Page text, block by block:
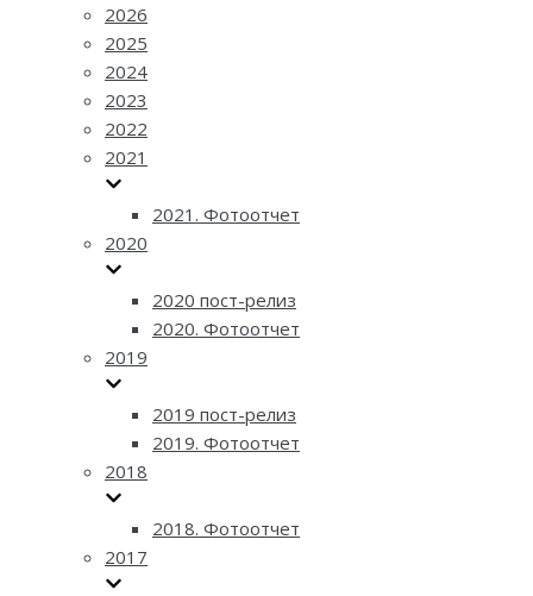
2026
2025
2024
2023
2022
2021
2021. Фотоотчет
2020
2020 пост-релиз
2020. Фотоотчет
2019
2019 пост-релиз
2019. Фотоотчет
2018
2018. Фотоотчет
2017